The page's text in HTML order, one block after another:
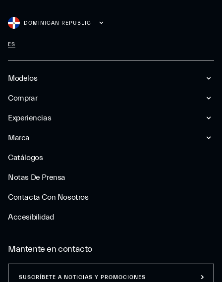
Modelos
Comprar
Experiencias
Marca
Catálogos
Notas De Prensa
Contacta Con Nosotros
Accesibilidad
DOMINICAN REPUBLIC
ES
Mantente en contacto
SUSCRÍBETE A NOTICIAS Y PROMOCIONES